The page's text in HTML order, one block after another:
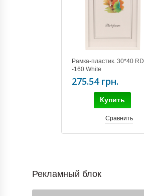
Рамка-пластик. 30*40 RD
-160 White
275.54 грн.
Купить
Сравнить
Рекламный блок